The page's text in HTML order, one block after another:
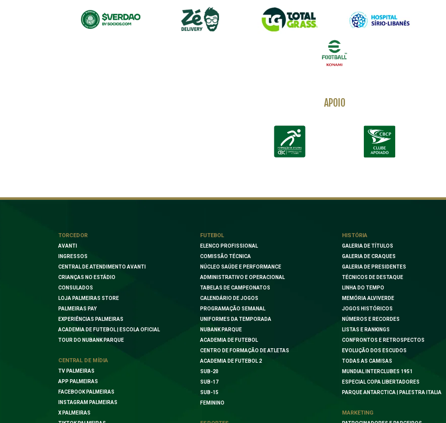
APOIO
TORCEDOR
AVANTI
INGRESSOS
CENTRAL DE ATENDIMENTO AVANTI
CRIANÇAS NO ESTÁDIO
CONSULADOS
LOJA PALMEIRAS STORE
PALMEIRAS PAY
EXPERIÊNCIAS PALMEIRAS
ACADEMIA DE FUTEBOL | ESCOLA OFICIAL
TOUR DO NUBANK PARQUE
CENTRAL DE MÍDIA
TV PALMEIRAS
APP PALMEIRAS
FACEBOOK PALMEIRAS
INSTAGRAM PALMEIRAS
X PALMEIRAS
FUTEBOL
ELENCO PROFISSIONAL
COMISSÃO TÉCNICA
NÚCLEO SAÚDE E PERFORMANCE
ADMINISTRATIVO E OPERACIONAL
TABELAS DE CAMPEONATOS
CALENDÁRIO DE JOGOS
PROGRAMAÇÃO SEMANAL
UNIFORMES DA TEMPORADA
NUBANK PARQUE
ACADEMIA DE FUTEBOL
CENTRO DE FORMAÇÃO DE ATLETAS
ACADEMIA DE FUTEBOL 2
SUB-20
SUB-17
SUB-15
FEMININO
HISTÓRIA
GALERIA DE TÍTULOS
GALERIA DE CRAQUES
GALERIA DE PRESIDENTES
TÉCNICOS DE DESTAQUE
LINHA DO TEMPO
MEMÓRIA ALVIVERDE
JOGOS HISTÓRICOS
NÚMEROS E RECORDES
LISTAS E RANKINGS
CONFRONTOS E RETROSPECTOS
EVOLUÇÃO DOS ESCUDOS
TODAS AS CAMISAS
MUNDIAL INTERCLUBES 1951
ESPECIAL COPA LIBERTADORES
PARQUE ANTARCTICA | PALESTRA ITALIA
MARKETING